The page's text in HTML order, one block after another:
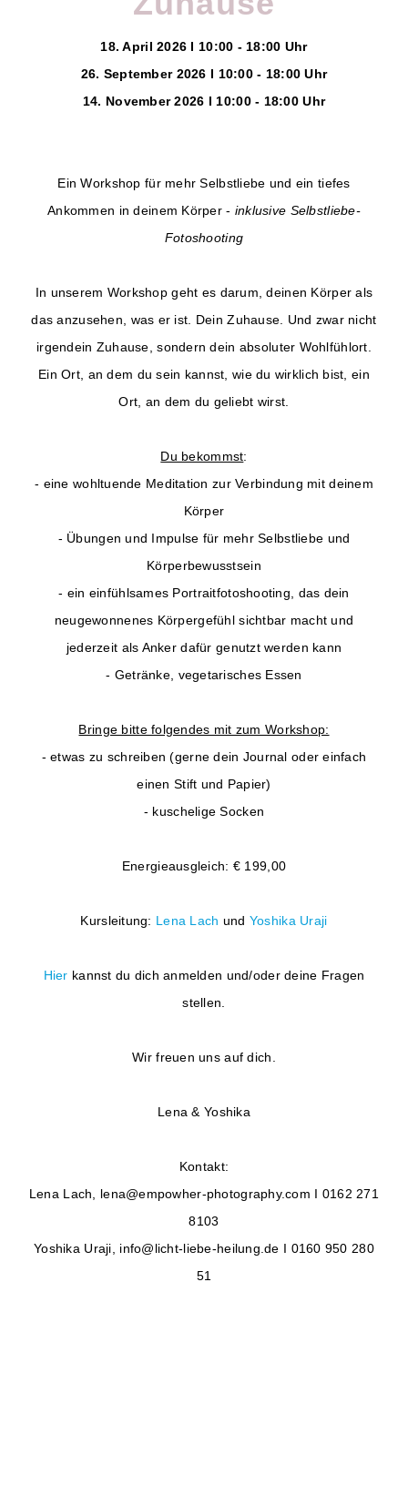
18. April 2026 I 10:00 - 18:00 Uhr
26. September 2026 I 10:00 - 18:00 Uhr
14. November 2026 I 10:00 - 18:00 Uhr
Ein Workshop für mehr Selbstliebe und ein tiefes
Ankommen in deinem Körper - inklusive Selbstliebe-
Fotoshooting
In unserem Workshop geht es darum, deinen Körper als
das anzusehen, was er ist. Dein Zuhause. Und zwar nicht
irgendein Zuhause, sondern dein absoluter Wohlfühlort.
Ein Ort, an dem du sein kannst, wie du wirklich bist, ein
Ort, an dem du geliebt wirst.
Du bekommst:
- eine wohltuende Meditation zur Verbindung mit deinem
Körper
- Übungen und Impulse für mehr Selbstliebe und
Körperbewusstsein
- ein einfühlsames Portraitfotoshooting, das dein
neugewonnenes Körpergefühl sichtbar macht und
jederzeit als Anker dafür genutzt werden kann
- Getränke, vegetarisches Essen
Bringe bitte folgendes mit zum Workshop:
- etwas zu schreiben (gerne dein Journal oder einfach
einen Stift und Papier)
- kuschelige Socken
Energieausgleich: € 199,00
Kursleitung: Lena Lach und Yoshika Uraji
Hier kannst du dich anmelden und/oder deine Fragen
stellen.
Wir freuen uns auf dich.
Lena & Yoshika
Kontakt:
Lena Lach, lena@empowher-photography.com I 0162 271
8103
Yoshika Uraji, info@licht-liebe-heilung.de I 0160 950 280
51